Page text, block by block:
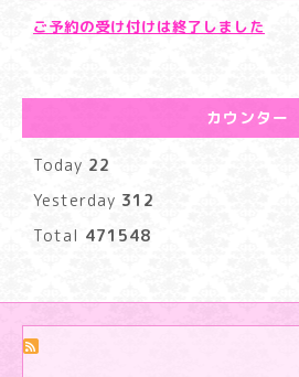
ご予約の受け付けは終了しました
カウンター
Today 22
Yesterday 312
Total 471548